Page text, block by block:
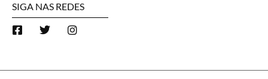
SIGA NAS REDES